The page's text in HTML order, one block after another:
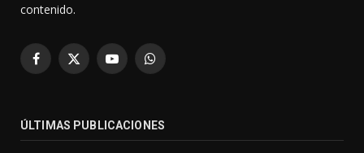
contenido.
Facebook
X
YouTubeWhatsApp
ÚLTIMAS PUBLICACIONES